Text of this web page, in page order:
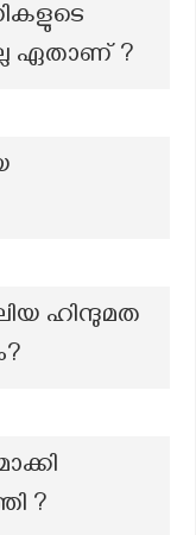
ഏതാണ് ?
ഹിന്ദുമത
?